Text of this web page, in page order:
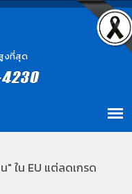
งที่สุด
ใน EU แต่ลดเกรด